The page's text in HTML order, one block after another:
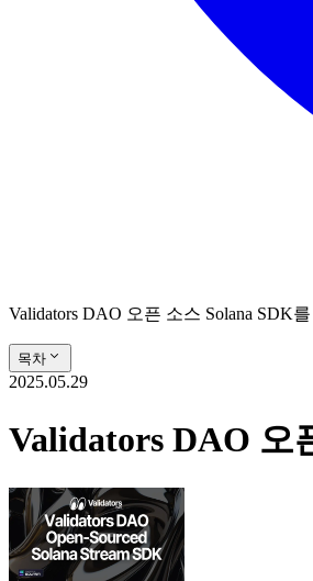
Validators DAO 오픈 소스 Solana SDK
목차
2025.05.29
Validators DAO 오